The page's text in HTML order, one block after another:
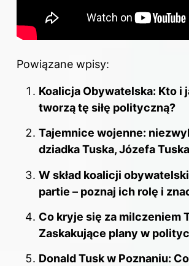
Powiązane wpisy:
Koalicja Obywatelska: Kto i
tworzą tę siłę polityczną?
Tajemnice wojenne:
dziadka Tuska, Józefa Tuska
W skład koalicji
partie – poznaj ich rolę i
Co kryje się za milczeniem
Zaskakujące plany w
Donald Tusk w Poznaniu: